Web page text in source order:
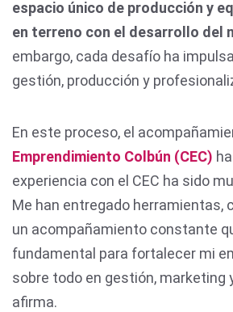
espacio único de producción y
en terreno con el desarrollo del
embargo, cada desafío ha
gestión, producción y
En este proceso, el
Emprendimiento Colbún (CEC)
experiencia con el CEC ha sido
Me han entregado herramientas,
un acompañamiento constante
fundamental para fortalecer mi
sobre todo en gestión, marketing
afirma.